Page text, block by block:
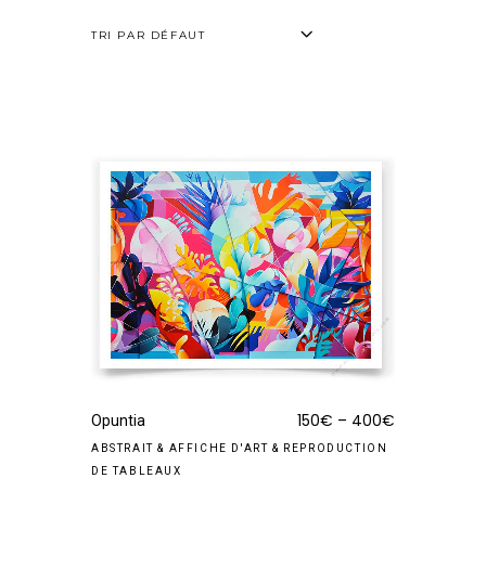
TRI PAR DÉFAUT
Opuntia 150€ – 400€
ABSTRAIT & AFFICHE D'ART &
REPRODUCTION
DE TABLEAUX